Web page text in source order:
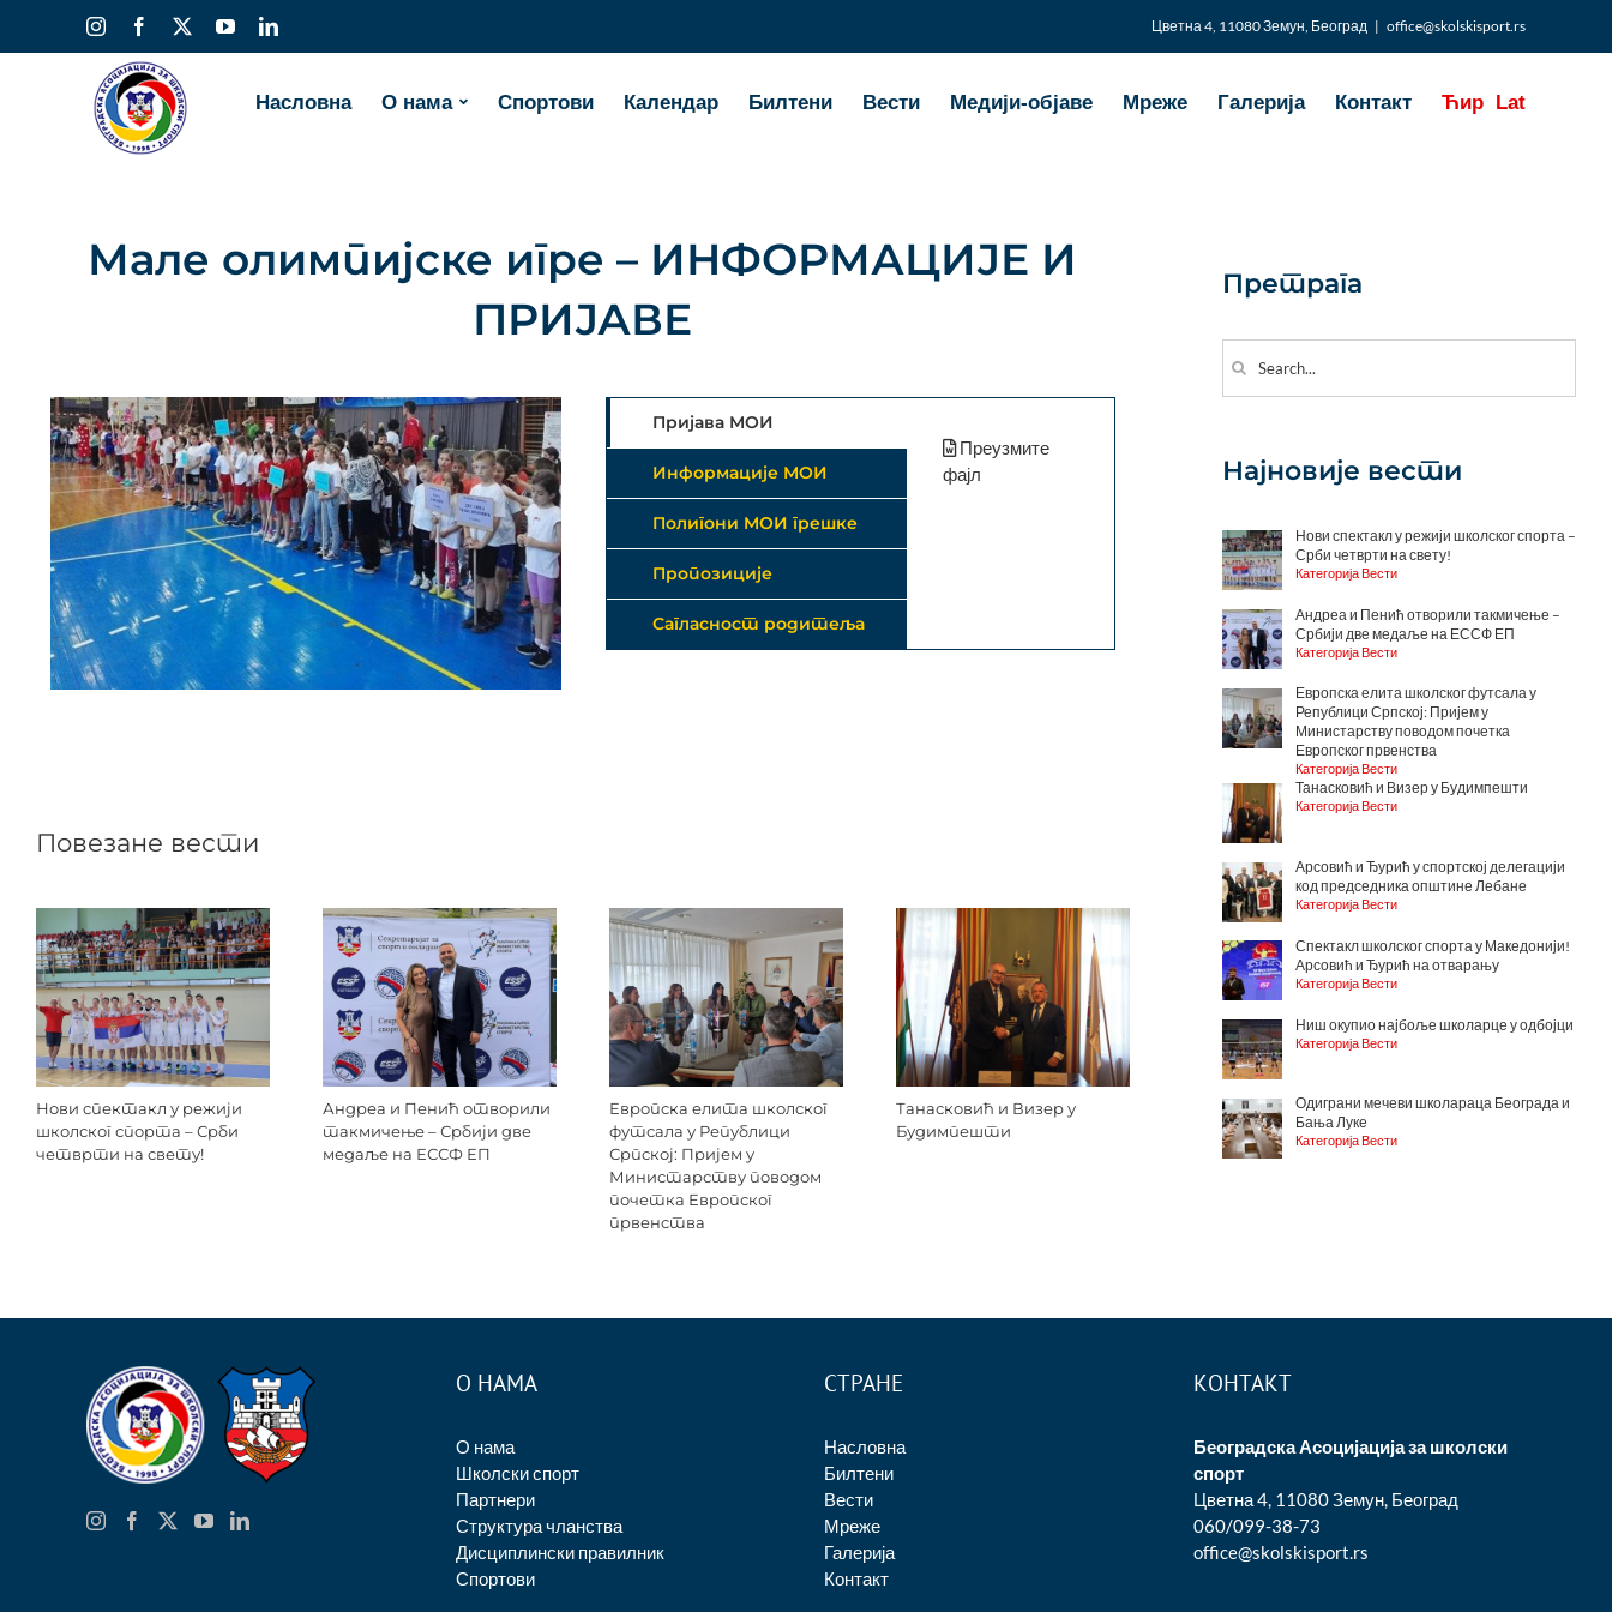
InstagramFacebook YouTubeLinkedIn Цветна 4, 11080 Земун, Београд | office@skolskisport.rs
Насловна О нама Спортови Календар Билтени Вести Медији-објаве Мреже Галерија Контакт Ћир Lat
Мале олимпијске игре – ИНФОРМАЦИЈЕ И
ПРИЈАВЕ
Пријава MOИ
Информације MOИ
Полигони MOИ грешке
Пропозиције
Сагласност родитеља
Преузмите
фајл
Повезане вести
Нови спектакл у режији
школског спорта – Срби
четврти на свету!
Андреа и Пенић отворили
такмичење – Србији две
медаље на ЕССФ ЕП
Европска елита школског
футсала у Републици
Српској: Пријем у
Министарству поводом
почетка Европског
првенства
Танасковић и Визер у
Будимпешти
Претрага
for:
Најновије вести
Нови спектакл у режији школског спорта –
Срби четврти на свету!
Категорија Вести
Андреа и Пенић отворили такмичење –
Србији две медаље на ЕССФ ЕП
Категорија Вести
Европска елита школског футсала у
Републици Српској: Пријем у
Министарству поводом почетка
Европског првенства
Категорија Вести
Танасковић и Визер у Будимпешти
Категорија Вести
Арсовић и Ђурић у спортској делегацији
код председника општине Лебане
Категорија Вести
Спектакл школског спорта у Македонији!
Арсовић и Ђурић на отварању
Категорија Вести
Ниш окупио најбоље школарце у одбојци
Категорија Вести
Одиграни мечеви школараца Београда и
Бања Луке
Категорија Вести
О НАМА
О нама
Школски спорт
Партнери
Структура чланства
Дисциплински правилник
Спортови
СТРАНЕ
Насловна
Билтени
Вести
Мреже
Галерија
Контакт
КОНТАКТ
Београдска Асоцијација за школски
спорт
Цветна 4, 11080 Земун, Београд
060/099-38-73
office@skolskisport.rs